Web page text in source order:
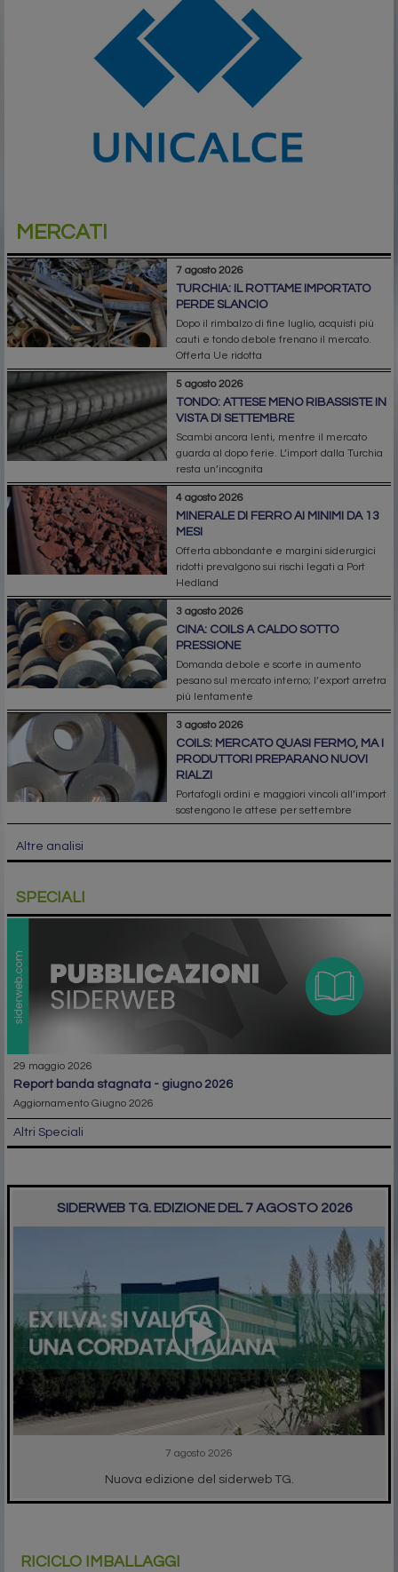
MERCATI
7 agosto 2026
TURCHIA: IL ROTTAME IMPORTATO
PERDE SLANCIO
Dopo il rimbalzo di fine luglio, acquisti più
cauti e tondo debole frenano il mercato.
Offerta Ue ridotta
5 agosto 2026
TONDO: ATTESE MENO RIBASSISTE IN
VISTA DI SETTEMBRE
Scambi ancora lenti, mentre il mercato
guarda al dopo ferie. L’import dalla Turchia
resta un’incognita
4 agosto 2026
MINERALE DI FERRO AI MINIMI DA 13
MESI
Offerta abbondante e margini siderurgici
ridotti prevalgono sui rischi legati a Port
Hedland
3 agosto 2026
CINA: COILS A CALDO SOTTO
PRESSIONE
Domanda debole e scorte in aumento
pesano sul mercato interno; l’export arretra
più lentamente
3 agosto 2026
COILS: MERCATO QUASI FERMO, MA I
PRODUTTORI PREPARANO NUOVI
RIALZI
Portafogli ordini e maggiori vincoli all’import
sostengono le attese per settembre
Altre analisi
SPECIALI
29 maggio 2026
report banda stagnata - giugno 2026
Aggiornamento Giugno 2026
Altri Speciali
SIDERWEB TG. EDIZIONE DEL 7 AGOSTO 2026
7 agosto 2026
Nuova edizione del siderweb TG.
RICICLO IMBALLAGGI